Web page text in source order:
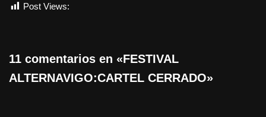
Post Views:
11 comentarios en «FESTIVAL
ALTERNAVIGO:CARTEL CERRADO»